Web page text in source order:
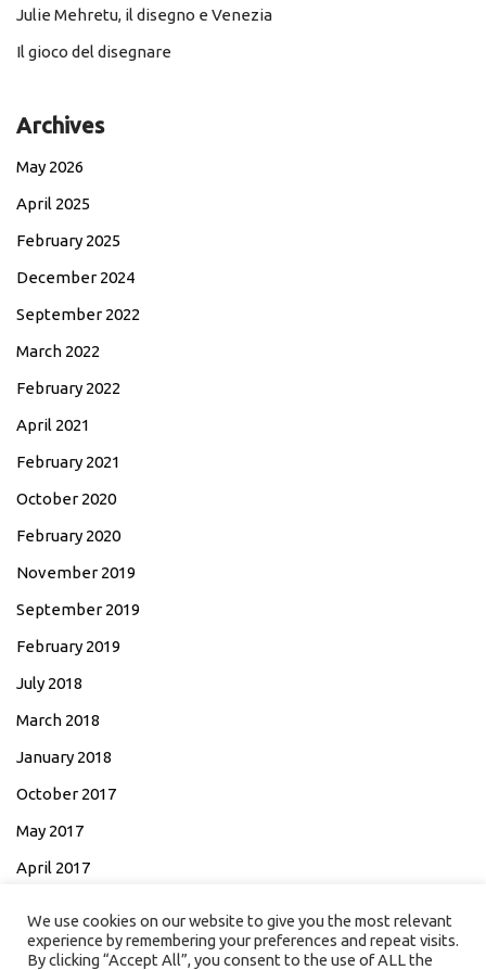
Julie Mehretu, il disegno e Venezia
Il gioco del disegnare
Archives
May 2026
April 2025
February 2025
December 2024
September 2022
March 2022
February 2022
April 2021
February 2021
October 2020
February 2020
November 2019
September 2019
February 2019
July 2018
March 2018
January 2018
October 2017
May 2017
April 2017
We use cookies on our website to give you the most relevant
experience by remembering your preferences and repeat visits.
By clicking “Accept All”, you consent to the use of ALL the